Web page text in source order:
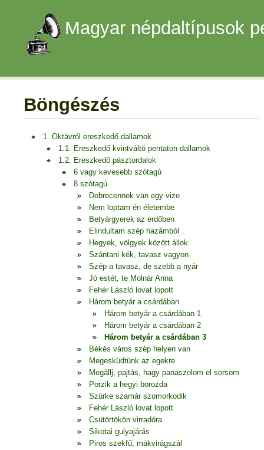
Magyar népdaltípusok
Böngészés
1. Oktávról ereszkedő dallamok
1.1. Ereszkedő kvintváltó pentaton dallamok
1.2. Ereszkedő pásztordalok
6 vagy kevesebb szótagú
8 szótagú
Debrecennek van egy vize
Nem loptam én életembe
Betyárgyerek az erdőben
Elindultam szép hazámból
Hegyek, völgyek között állok
Szántani kék, tavasz vagyon
Szép a tavasz, de szebb a nyár
Jó estét, te Molnár Anna
Fehér László lovat lopott
Három betyár a csárdában
Három betyár a csárdában 1
Három betyár a csárdában 2
Három betyár a csárdában 3
Békés város szép helyen van
Megesküdtünk az egekre
Megállj, pajtás, hagy panaszolom el sorsom
Porzik a hegyi borozda
Szürke szamár szomorkodik
Fehér László lovat lopott
Csütörtökön virradóra
Sikotai gulyajárás
Piros szekfű, mákvirágszál